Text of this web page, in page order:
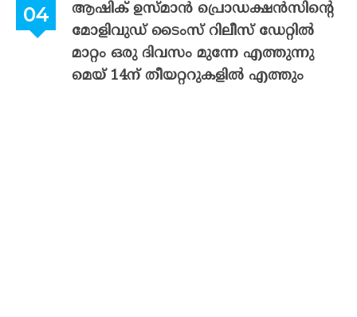
ആഷിക് ഉസ്മാൻ പ്രൊഡക്ഷൻസിന്റെ
മോളിവുഡ് ടൈംസ് റിലീസ് ഡേറ്റിൽ
മാറ്റം ഒരു ദിവസം മുന്നേ എത്തുന്നു
മെയ് 14ന് തീയറ്ററുകളിൽ എത്തും